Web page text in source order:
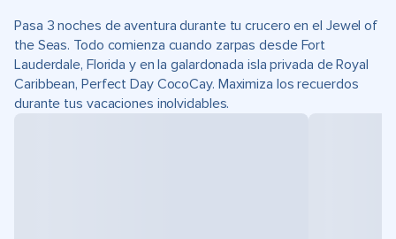
Pasa 3 noches de aventura durante tu crucero en el Jewel of
the Seas. Todo comienza cuando zarpas desde Fort
Lauderdale, Florida y en la galardonada isla privada de Royal
Caribbean, Perfect Day CocoCay. Maximiza los recuerdos
durante tus vacaciones inolvidables.